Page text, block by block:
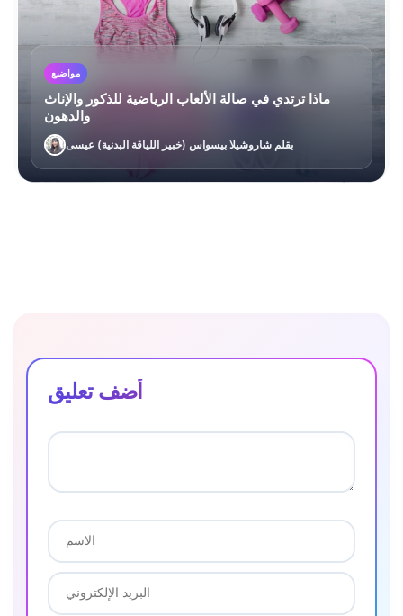
مواضيع
ماذا ترتدي في صالة الألعاب الرياضية للذكور والإناث
والدهون
بقلم شاروشيلا بيسواس (خبير اللياقة البدنية) عيسى
أضف تعليق